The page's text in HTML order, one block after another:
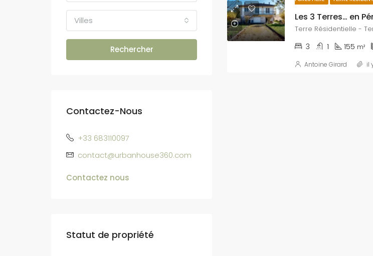
Les 3 Terres… en
Terre Résidentielle -
3 1 155 m²
Antoine Girard il
Villes
Rechercher
Contactez-Nous
+33 683110097
contact@urbanhouse360.com
Contactez nous
Statut de propriété